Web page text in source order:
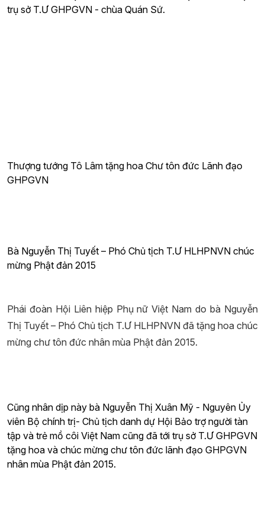
trụ sở T.Ư GHPGVN - chùa Quán Sứ.
Thượng tướng Tô Lâm tặng hoa Chư tôn đức Lãnh đạo
GHPGVN
Bà Nguyễn Thị Tuyết – Phó Chủ tịch T.Ư HLHPNVN chúc
mừng Phật đản 2015
Phái đoàn Hội Liên hiệp Phụ nữ Việt Nam do bà Nguyễn
Thị Tuyết – Phó Chủ tịch T.Ư HLHPNVN đã tặng hoa chúc
mừng chư tôn đức nhân mùa Phật đản 2015.
Cũng nhân dịp này bà Nguyễn Thị Xuân Mỹ - Nguyên Ủy
viên Bộ chính trị- Chủ tịch danh dự Hội Bảo trợ người tàn
tập và trẻ mồ côi Việt Nam cũng đã tới trụ sở T.Ư GHPGVN
tặng hoa và chúc mừng chư tôn đức lãnh đạo GHPGVN
nhân mùa Phật đản 2015.